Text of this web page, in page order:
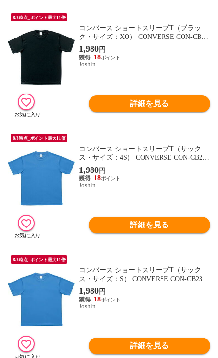
8/8時点_ポイント最大11倍
コンバース ショートスリーブT（ブラッ
ク・サイズ：XO） CONVERSE CON-CB23
1323-1900-XO 【返品種別A】
1,980円
18
Joshin
詳細を見る
8/8時点_ポイント最大11倍
コンバース ショートスリーブT（サック
ス・サイズ：4S） CONVERSE CON-CB231
323-2200-4S 【返品種別A】
1,980円
18
Joshin
詳細を見る
8/8時点_ポイント最大11倍
コンバース ショートスリーブT（サック
ス・サイズ：S） CONVERSE CON-CB2313
23-2200-S 【返品種別A】
1,980円
18
Joshin
詳細を見る